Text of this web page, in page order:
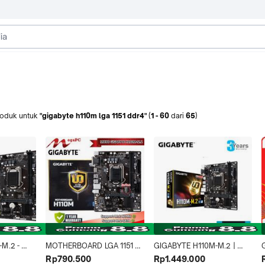
untuk "gigabyte h110m lga 1151 ddr4" (1 -60 dari 65)
M.2 -
H110,
MOTHERBOARD LGA 1151
H110M GIGABYTE DS2
Rp790.500
GIGABYTE H110M-M.2 |
Motherboard Intel H110 LGA
Rp1.449.000